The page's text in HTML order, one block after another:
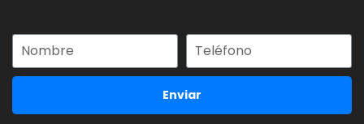
Enviar